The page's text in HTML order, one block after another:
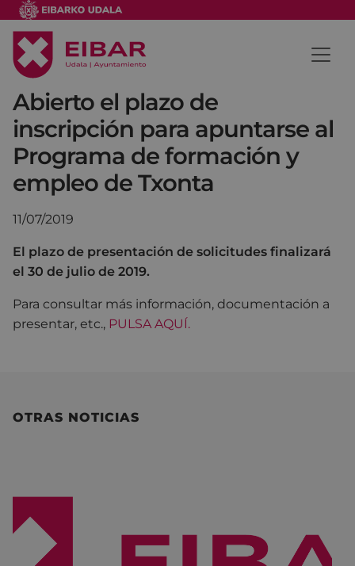
Abierto el plazo de
inscripción para apuntarse al
Programa de formación y
empleo de Txonta
11/07/2019
El plazo de presentación de solicitudes finalizará
el 30 de julio de 2019.
Para consultar más información, documentación a
presentar, etc., PULSA AQUÍ.
OTRAS NOTICIAS